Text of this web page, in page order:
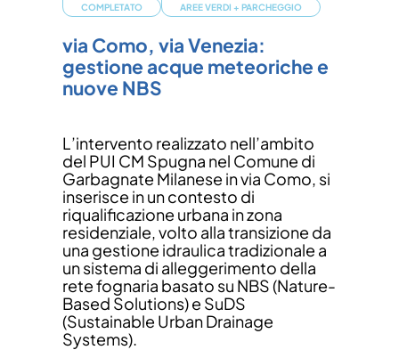
COMPLETATO AREE VERDI + PARCHEGGIO
via Como, via Venezia:
gestione acque meteoriche e
nuove NBS
L’intervento realizzato nell’ambito
del PUI CM Spugna nel Comune di
Garbagnate Milanese in via Como, si
inserisce in un contesto di
riqualificazione urbana in zona
residenziale, volto alla transizione da
una gestione idraulica tradizionale a
un sistema di alleggerimento della
rete fognaria basato su NBS (Nature-
Based Solutions) e SuDS
(Sustainable Urban Drainage
Systems).